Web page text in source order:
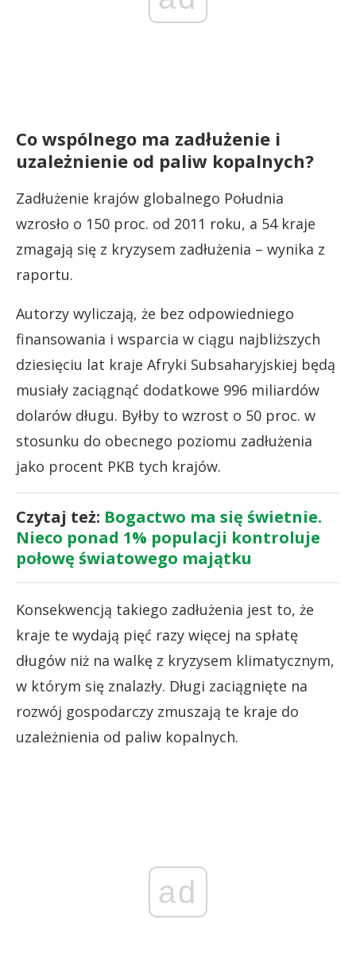
Co wspólnego ma zadłużenie i
uzależnienie od paliw kopalnych?
Zadłużenie krajów globalnego Południa
wzrosło o 150 proc. od 2011 roku, a 54 kraje
zmagają się z kryzysem zadłużenia – wynika z
raportu.
Autorzy wyliczają, że bez odpowiedniego
finansowania i wsparcia w ciągu najbliższych
dziesięciu lat kraje Afryki Subsaharyjskiej będą
musiały zaciągnąć dodatkowe 996 miliardów
dolarów długu. Byłby to wzrost o 50 proc. w
stosunku do obecnego poziomu zadłużenia
jako procent PKB tych krajów.
Czytaj też: Bogactwo ma się świetnie.
Nieco ponad 1% populacji kontroluje
połowę światowego majątku
Konsekwencją takiego zadłużenia jest to, że
kraje te wydają pięć razy więcej na spłatę
długów niż na walkę z kryzysem klimatycznym,
w którym się znalazły. Długi zaciągnięte na
rozwój gospodarczy zmuszają te kraje do
uzależnienia od paliw kopalnych.
ad